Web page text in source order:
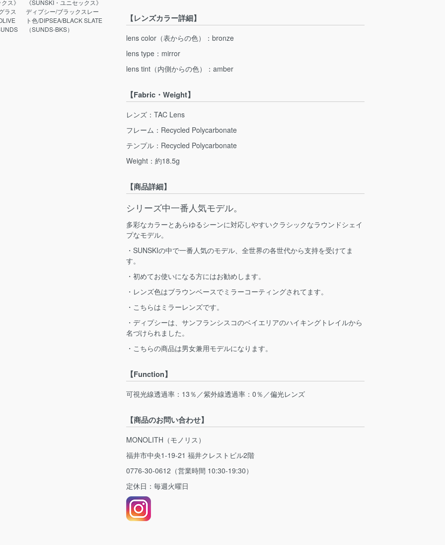
ス》
ラス
《SUNSKI・ユニセックス》
ディプシー/ブラックスレー
ト色/DIPSEA/BLACK SLATE
（SUNDS-BKS）
【レンズカラー詳細】
lens color（表からの色）：bronze
lens type：mirror
lens tint（内側からの色）：amber
【Fabric・Weight】
レンズ：TAC Lens
フレーム：Recycled Polycarbonate
テンプル：Recycled Polycarbonate
Weight：約18.5g
【商品詳細】
シリーズ中一番人気モデル。
多彩なカラーとあらゆるシーンに対応しやすいクラシックなラウンドシェイ
プなモデル。
・SUNSKIの中で一番人気のモデル、全世界の各世代から支持を受けてま
す。
・初めてお使いになる方にはお勧めします。
・レンズ色はブラウンベースでミラーコーティングされてます。
・こちらはミラーレンズです。
・ディプシーは、サンフランシスコのベイエリアのハイキングトレイルから
名づけられました。
・こちらの商品は男女兼用モデルになります。
【Function】
可視光線透過率：13％／紫外線透過率：0％／偏光レンズ
【商品のお問い合わせ】
MONOLITH（モノリス）
福井市中央1-19-21 福井クレストビル2階
0776-30-0612（営業時間 10:30-19:30）
定休日：毎週火曜日